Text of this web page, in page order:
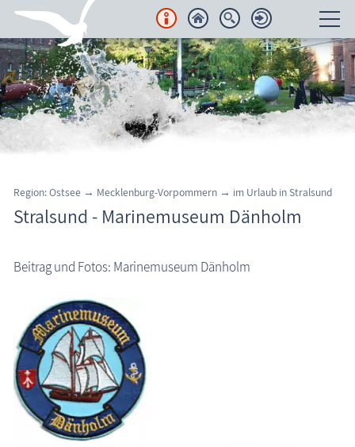
Unterkünfte
Regionales
Urlaubsorte
Karten
Freizeit
Wissenswertes
Veranstaltungen
Blog
Region: Ostsee → Mecklenburg-Vorpommern → im Urlaub inStralsund
Stralsund - Marinemuseum Dänholm
Beitrag und Fotos: Marinemuseum Dänholm